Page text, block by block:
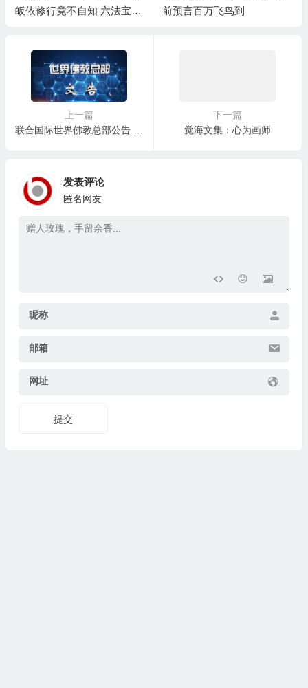
皈依修行竟不自知 六法宝照
前预言百万飞鸟到
上一篇
下一篇
觉海文集：心为画师
发表评论
匿名网友
昵称
邮箱
网址
提交